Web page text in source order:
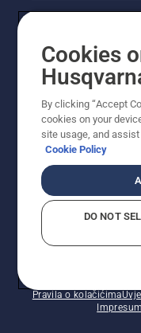
Akcije
Pravne
Ostale stranice
Pravila o kolačićima
Impresum
Cookies
By clicking “Accept
cookies on your
site usage, and
Cookie Policy
DO NOT